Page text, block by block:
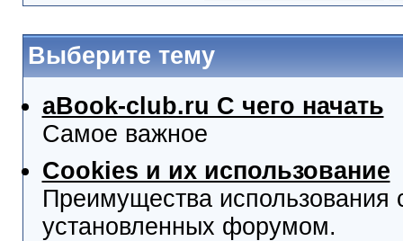
Выберите тему
aBook-club.ru C чего начать
Самое важное
Cookies и их использование
Преимущества
установленных форумом.